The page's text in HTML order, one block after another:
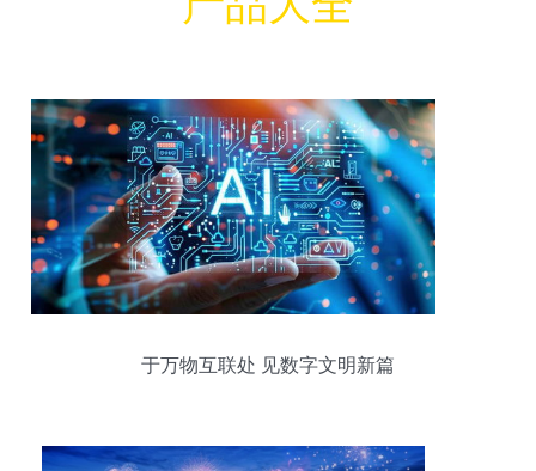
于万物互联处 见数字文明新篇